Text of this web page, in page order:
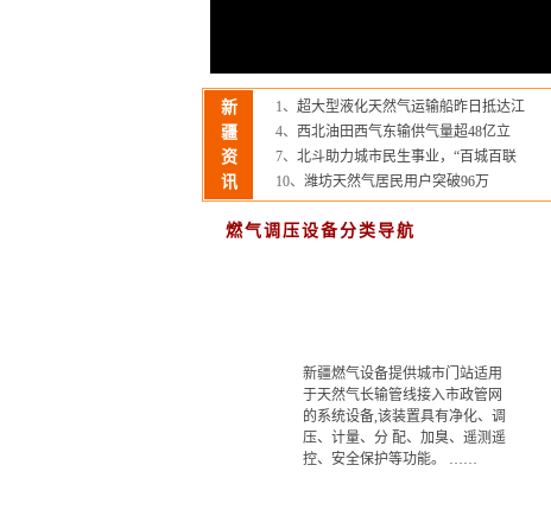
新
疆
资
讯
1、 超大型液化天然气运输船昨日抵达江
4、 西北油田西气东输供气量超48亿立
7、 北斗助力城市民生事业，“百城百联
10、 潍坊天然气居民用户突破96万
燃气调压设备分类导航
新疆燃气设备提供城市门站适用
于天然气长输管线接入市政管网
的系统设备,该装置具有净化、调
压、计量、分 配、加臭、遥测遥
控、安全保护等功能。 ……